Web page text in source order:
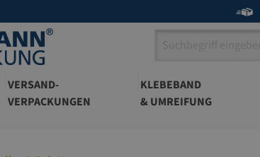
VERSAND-
VERPACKUNGEN
KLEBEBAND
& UMREIFUNG